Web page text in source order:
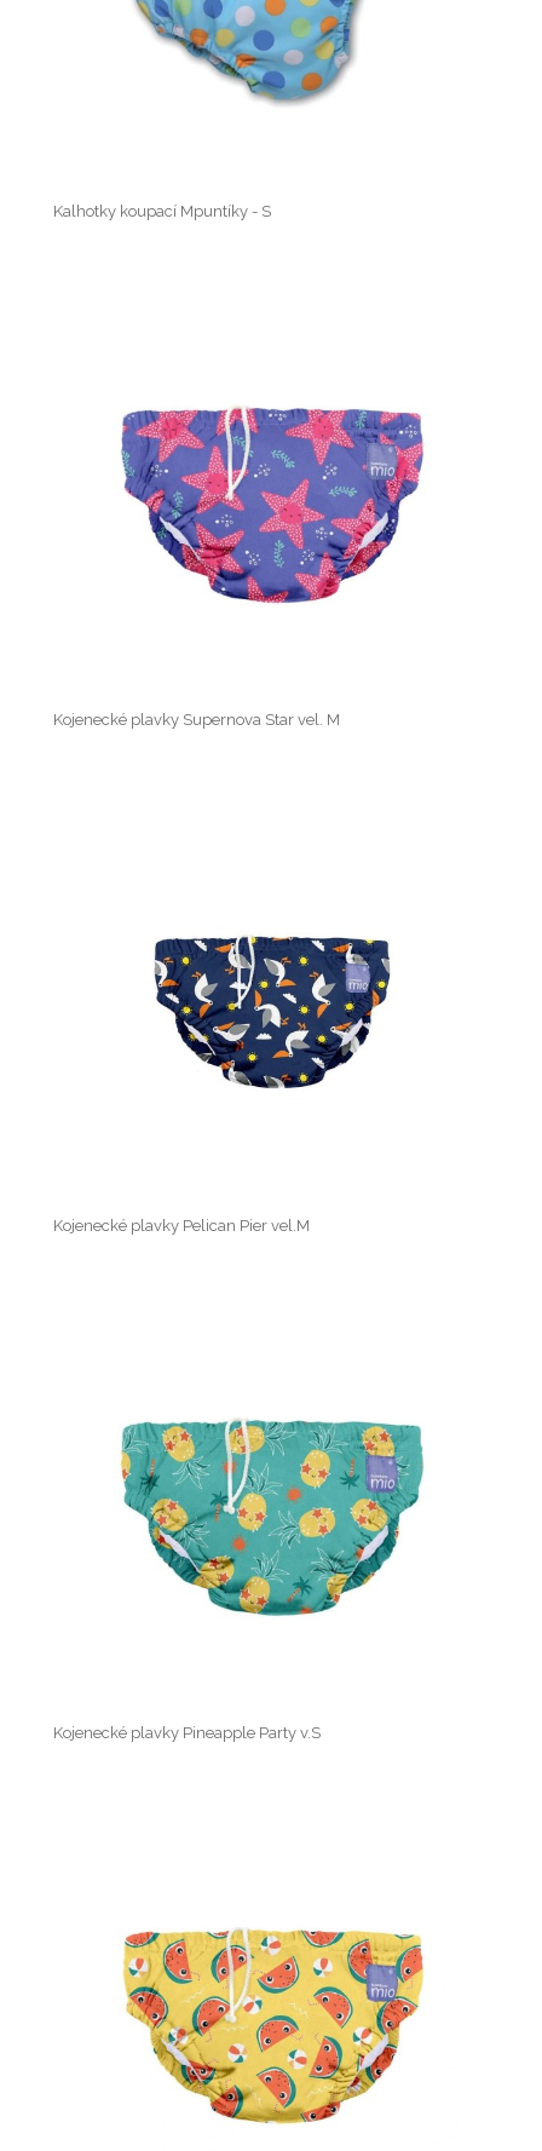
Kalhotky koupací Mpuntíky - S
Kojenecké plavky Supernova Star vel. M
Kojenecké plavky Pelican Pier vel.M
Kojenecké plavky Pineapple Party v.S